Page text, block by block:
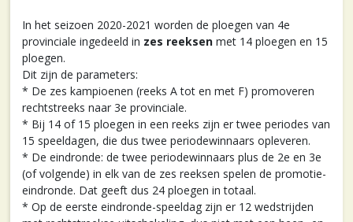
In het seizoen 2020-2021 worden de ploegen van 4e
provinciale ingedeeld in zes reeksen met 14 ploegen en 15
ploegen.
Dit zijn de parameters:
* De zes kampioenen (reeks A tot en met F) promoveren
rechtstreeks naar 3e provinciale.
* Bij 14 of 15 ploegen in een reeks zijn er twee periodes van
15 speeldagen, die dus twee periodewinnaars opleveren.
* De eindronde: de twee periodewinnaars plus de 2e en 3e
(of volgende) in elk van de zes reeksen spelen de promotie-
eindronde. Dat geeft dus 24 ploegen in totaal.
* Op de eerste eindronde-speeldag zijn er 12 wedstrijden